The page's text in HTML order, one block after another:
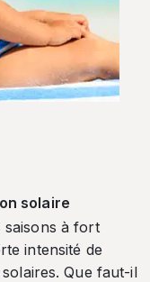
solaire
saisons à fort
intensité de
Que faut-il